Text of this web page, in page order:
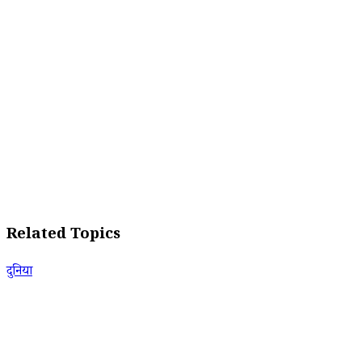
Related Topics
दुनिया